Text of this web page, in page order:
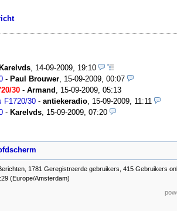
Karelvds, 14-09-2009, 19:10
- Paul Brouwer, 15-09-2009, 00:07
30 - Armand , 15-09-2009, 05:13
F1720/30 - antiekeradio, 15-09-2009, 11:11
- Karelvds, 15-09-2009, 07:20
1781 Geregistreerde gebruikers, 415 Gebruikers
(Europe/Amsterdam)